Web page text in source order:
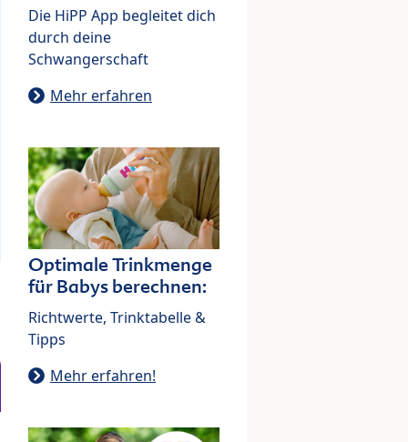
Die HiPP App begleitet dich
durch deine
Schwangerschaft
Mehr erfahren
Optimale Trinkmenge
für Babys berechnen:
Richtwerte, Trinktabelle &
Tipps
Mehr erfahren!